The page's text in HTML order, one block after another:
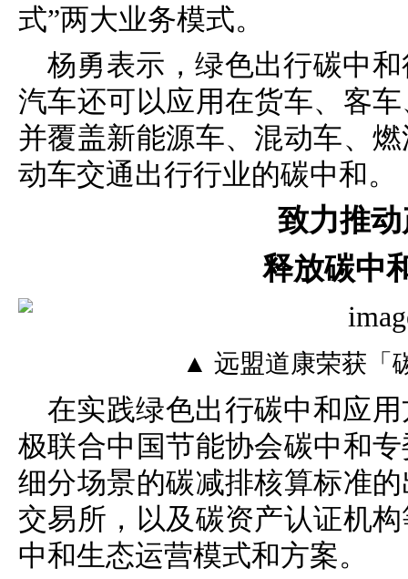
式”两大业务模式。
杨勇表示，绿色出行碳中
汽车还可以应用在货车、客
并覆盖新能源车、混动车、
动车交通出行行业的碳中和。
致力推
释放碳中
▲ 远盟道康荣获「
在实践绿色出行碳中和应
极联合中国节能协会碳中和
细分场景的碳减排核算标准
交易所，以及碳资产认证机
中和生态运营模式和方案。